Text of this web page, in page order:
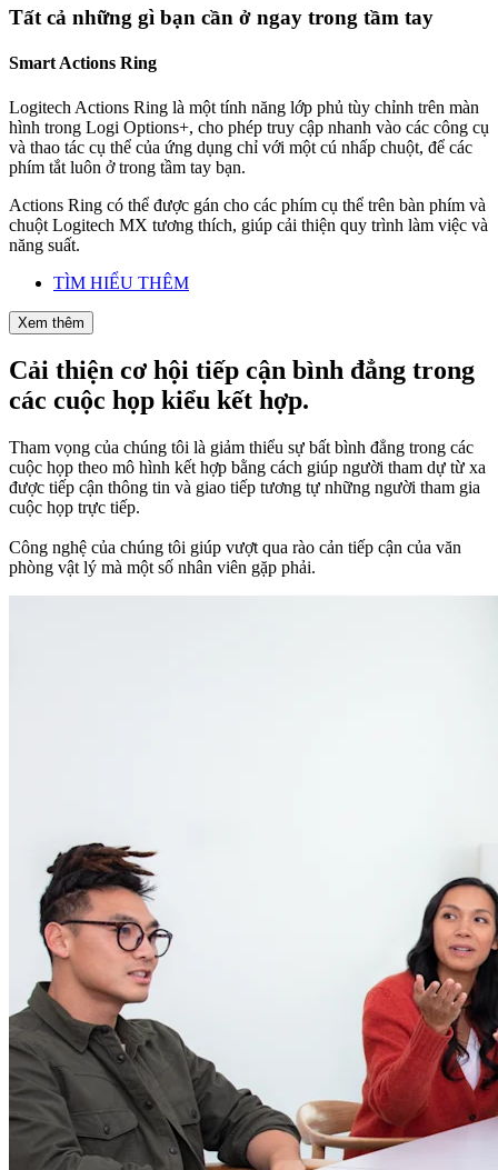
Tất cả những gì bạn cần ở ngay trong tầm tay
Smart Actions Ring
Logitech Actions Ring là một tính năng lớp phủ tùy chỉnh trên màn
hình trong Logi Options+, cho phép truy cập nhanh vào các công cụ
và thao tác cụ thể của ứng dụng chỉ với một cú nhấp chuột, để các
phím tắt luôn ở trong tầm tay bạn.
Actions Ring có thể được gán cho các phím cụ thể trên bàn phím và
chuột Logitech MX tương thích, giúp cải thiện quy trình làm việc và
năng suất.
TÌM HIỂU THÊM
Xem thêm
Cải thiện cơ hội tiếp cận bình đẳng trong
các cuộc họp kiểu kết hợp.
Tham vọng của chúng tôi là giảm thiểu sự bất bình đẳng trong các
cuộc họp theo mô hình kết hợp bằng cách giúp người tham dự từ xa
được tiếp cận thông tin và giao tiếp tương tự những người tham gia
cuộc họp trực tiếp.
Công nghệ của chúng tôi giúp vượt qua rào cản tiếp cận của văn
phòng vật lý mà một số nhân viên gặp phải.